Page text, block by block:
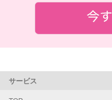
サービス